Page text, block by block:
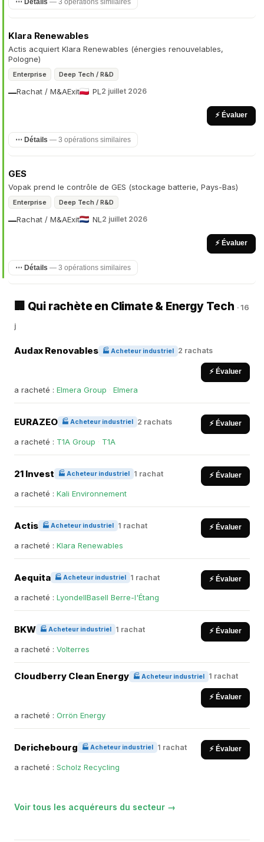
⋯ Détails — 3 opérations similaires
Klara Renewables
Actis acquiert Klara Renewables (énergies renouvelables,
Pologne)
Enterprise Deep Tech / R&D
Rachat / M&A
— Exit PL 2 juillet 2026
⚡ Évaluer
⋯ Détails — 3 opérations similaires
GES
Vopak prend le contrôle de GES (stockage batterie, Pays-Bas)
Enterprise Deep Tech / R&D
Rachat / M&A
— Exit NL 2 juillet 2026
⚡ Évaluer
⋯ Détails — 3 opérations similaires
🏢 Qui rachète en Climate & Energy Tech · 16
j
Audax Renovables 🏭 Acheteur industriel 2 rachats
⚡ Évaluer
a racheté : Elmera Group Elmera
EURAZEO 🏭 Acheteur industriel 2 rachats ⚡ Évaluer
a racheté : T1A Group T1A
21 Invest 🏭 Acheteur industriel 1 rachat ⚡ Évaluer
a racheté : Kali Environnement
Actis 🏭 Acheteur industriel 1 rachat ⚡ Évaluer
a racheté : Klara Renewables
Aequita 🏭 Acheteur industriel 1 rachat ⚡ Évaluer
a racheté : LyondellBasell Berre-l'Étang
BKW 🏭 Acheteur industriel 1 rachat ⚡ Évaluer
a racheté : Volterres
Cloudberry Clean Energy 🏭 Acheteur industriel 1 rachat
⚡ Évaluer
a racheté : Orrön Energy
Derichebourg 🏭 Acheteur industriel 1 rachat ⚡ Évaluer
a racheté : Scholz Recycling
Voir tous les acquéreurs du secteur →